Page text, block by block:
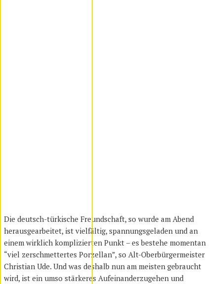
Die deutsch-türkische Freundschaft, so wurde am Abend
herausgearbeitet, ist vielfältig, spannungsgeladen und an
einem wirklich komplizierten Punkt – es bestehe momentan
“viel zerschmettertes Porzellan”, so Alt-Oberbürgermeister
Christian Ude. Und was deshalb nun am meisten gebraucht
wird, ist ein umso stärkeres Aufeinanderzugehen und